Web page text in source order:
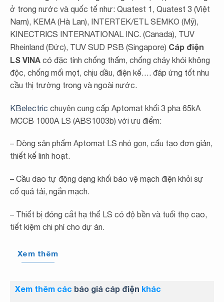
ở trong nước và quốc tế như: Quatest 1, Quatest 3 (Việt
Nam), KEMA (Hà Lan), INTERTEK/ETL SEMKO (Mỹ),
KINECTRICS INTERNATIONAL INC. (Canada), TUV
Rheinland (Đức), TUV SUD PSB (Singapore) Cáp điện
LS VINAcó đặc tính chống thấm, chống cháy khói không
độc, chống mối mọt, chịu dầu, điện kế…. đáp ứng tốt nhu
cầu thị trường trong và ngoài nước.
KBelectric chuyên cung cấp Aptomat khối 3 pha 65kA
MCCB 1000A LS (ABS1003b) với ưu điểm:
– Dòng sản phẩm Aptomat LS nhỏ gọn, cấu tạo đơn giản,
thiết kế linh hoạt.
– Cầu dao tự động dạng khối bảo vệ mạch điện khỏi sự
cố quá tải, ngắn mạch.
– Thiết bị đóng cắt hạ thế LS có độ bền và tuổi thọ cao,
tiết kiệm chi phí cho dự án.
Xem thêm
Xem thêm các báo giá cáp điện khác